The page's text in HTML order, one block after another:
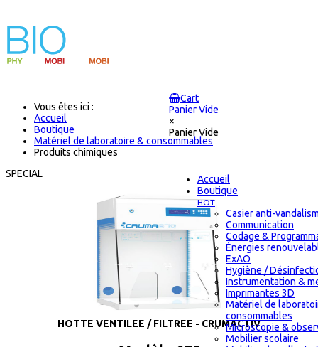
Cart
Panier Vide
×
Panier Vide
Accueil
Boutique
HOT
Casier anti-
Communication
Codage &
Énergies
ExAO
Hygiène /
Instrumentation &
Imprimantes 3D
Matériel de
consommables
Microscopie &
Mobilier scolaire
Vous êtes ici :
Accueil
Boutique
Matériel de laboratoire & consommables
Produits chimiques
SPECIAL
HOTTE VENTILEE / FILTREE - CRUMACTIV